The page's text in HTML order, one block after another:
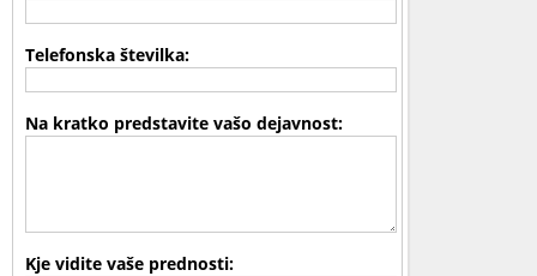
Telefonska številka:
Na kratko predstavite vašo dejavnost:
Kje vidite vaše prednosti: